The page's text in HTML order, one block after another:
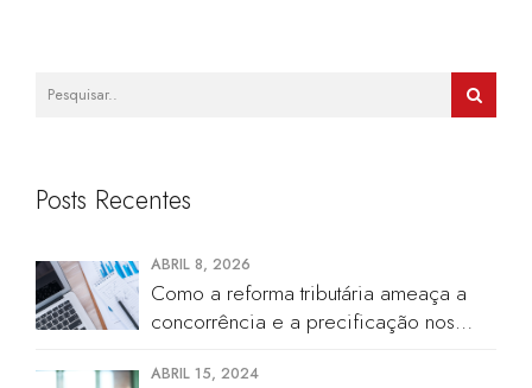
Posts Recentes
ABRIL 8, 2026
Como a reforma tributária ameaça a
concorrência e a precificação nos
ABRIL 15, 2024